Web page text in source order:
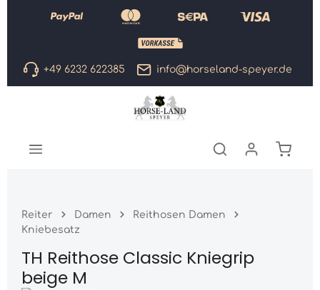
Zum Hauptinhalt springen
+49 6232 622385 info@horseland-speyer.de
Reiter Damen
Reithosen Damen
Kniebesatz
TH Reithose Classic Kniegrip
beige M